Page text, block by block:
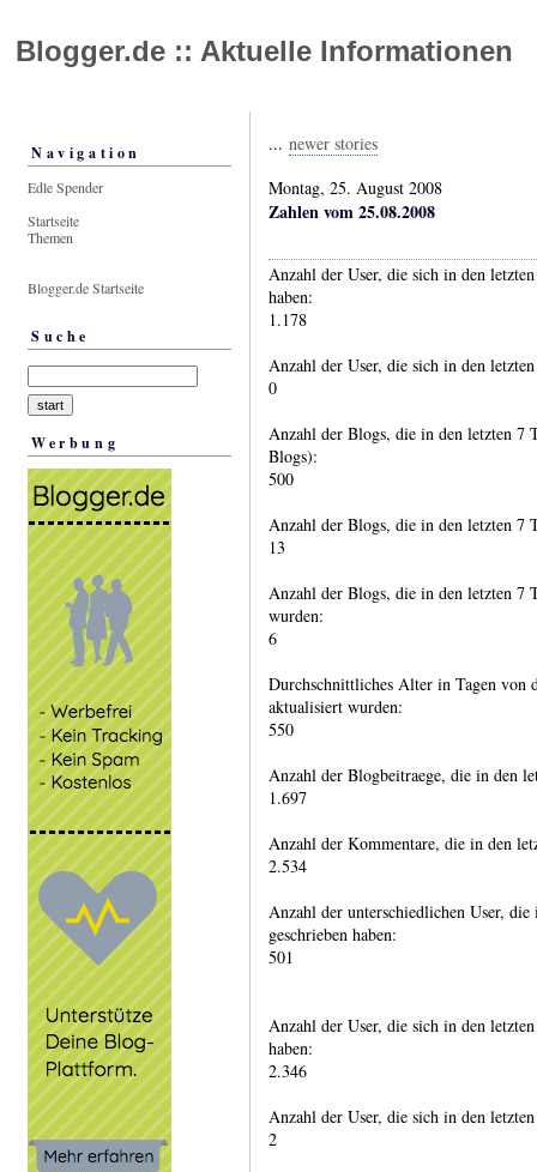
Blogger.de :: Aktuelle Informationen
Navigation
Edle Spender
Startseite
Themen
Blogger.de Startseite
Suche
Werbung
... newer stories
Montag, 25. August 2008
Zahlen vom 25.08.2008
Anzahl der User, die sich in den
haben:
1.178
Anzahl der User, die sich in den
0
Anzahl der Blogs, die in den letzten 7
Blogs):
500
Anzahl der Blogs, die in den letzten 7
13
Anzahl der Blogs, die in den letzten 7
wurden:
6
Durchschnittliches Alter in Tagen von
aktualisiert wurden:
550
Anzahl der Blogbeitraege, die in den
1.697
Anzahl der Kommentare, die in den
2.534
Anzahl der unterschiedlichen User,
geschrieben haben:
501
Anzahl der User, die sich in den
haben:
2.346
Anzahl der User, die sich in den
2